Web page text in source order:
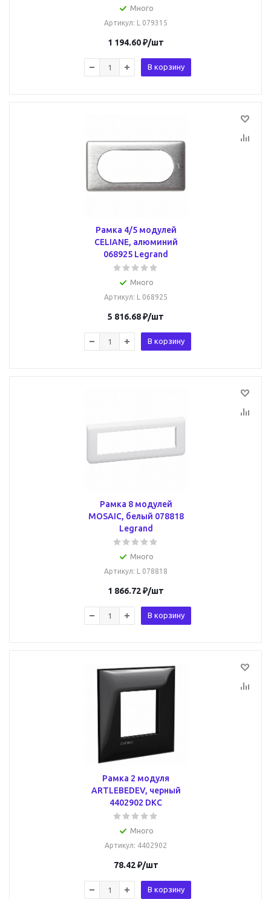
Много
Артикул: L 079315
1 194.60₽/шт
В корзину
Рамка 4/5 модулей
CELIANE, алюминий
068925 Legrand
Много
Артикул: L 068925
5 816.68₽/шт
В корзину
Рамка 8 модулей
MOSAIC, белый 078818
Legrand
Много
Артикул: L 078818
1 866.72₽/шт
В корзину
Рамка 2 модуля
ARTLEBEDEV, черный
4402902 DKC
Много
Артикул: 4402902
78.42₽/шт
В корзину